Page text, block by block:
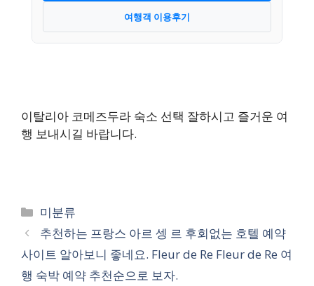
여행객 이용후기
이탈리아 코메즈두라 숙소 선택 잘하시고 즐거운 여
행 보내시길 바랍니다.
카
테
고
리
미분류
추천하는 프랑스 아르 셍 르 후회없는 호텔 예약
사이트 알아보니 좋네요. Fleur de Re Fleur de Re 여
행 숙박 예약 추천순으로 보자.